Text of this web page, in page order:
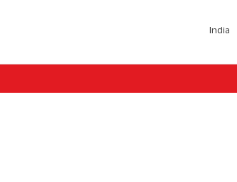
India